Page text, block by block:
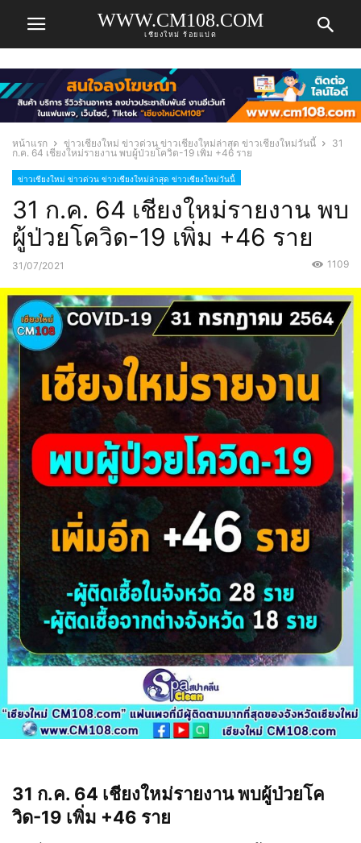
WWW.CM108.COM
เชียงใหม่ ร้อยแปด
หน้าแรก ข่าวเชียงใหม่ ข่าวด่วน ข่าวเชียงใหม่ล่าสุด ข่าวเชียงใหม่วันนี้
31
ก.ค. 64 เชียงใหม่รายงาน พบผู้ป่วยโควิด-19 เพิ่ม +46 ราย
ข่าวเชียงใหม่ ข่าวด่วน ข่าวเชียงใหม่ล่าสุด ข่าวเชียงใหม่วันนี้
31 ก.ค. 64 เชียงใหม่รายงาน พบ
ผู้ป่วยโควิด-19 เพิ่ม +46 ราย
31/07/2021 1109
31 ก.ค. 64 เชียงใหม่รายงาน พบผู้ป่วยโค
วิด-19 เพิ่ม +46 ราย